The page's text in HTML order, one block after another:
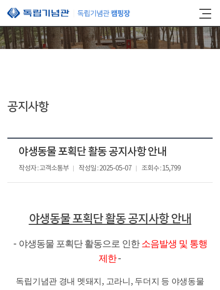
본문 바로가기
공지사항
야생동물 포획단 활동 공지사항 안내
작성자 : 고객소통부 작성일 : 2025-05-07 조회수 : 15,799
야생동물 포획단 활동 공지사항 안내
- 야생동물 포획단 활동으로 인한소음발생 및 통행
제한-
독립기념관 경내 멧돼지 , 고라니 , 두더지 등 야생동물